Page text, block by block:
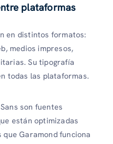
plataformas
en distintos formatos:
medios impresos,
Su tipografía
todas las plataformas.
son fuentes
están optimizadas
Garamond funciona